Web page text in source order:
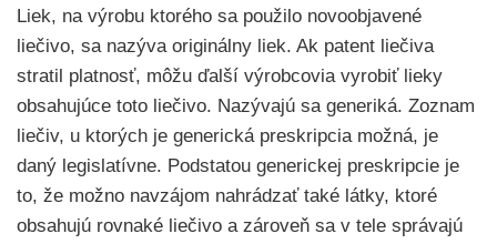
Liek, na výrobu ktorého sa použilo novoobjavené
liečivo, sa nazýva originálny liek. Ak patent liečiva
stratil platnosť, môžu ďalší výrobcovia vyrobiť lieky
obsahujúce toto liečivo. Nazývajú sa generiká. Zoznam
liečiv, u ktorých je generická preskripcia možná, je
daný legislatívne. Podstatou generickej preskripcie je
to, že možno navzájom nahrádzať také látky, ktoré
obsahujú rovnaké liečivo a zároveň sa v tele správajú